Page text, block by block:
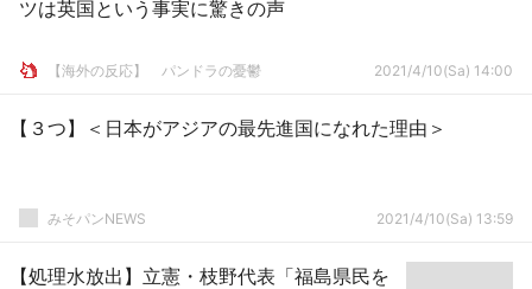
ツは英国という事実に驚きの声
【海外の反応】 パンドラの憂鬱 2021/4/10(Sa) 14:00
【３つ】＜日本がアジアの最先進国になれた理由＞
みそパンNEWS 2021/4/10(Sa) 13:59
【処理水放出】立憲・枝野代表「福島県民を